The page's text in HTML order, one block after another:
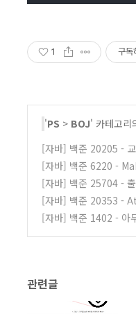
1 구독
'PS > BOJ' 카테고리
[자바] 백준 20205 -
[자바] 백준 6220 -
[자바] 백준 25704 -
[자바] 백준 20353 -
[자바] 백준 1402 - 아
관련글